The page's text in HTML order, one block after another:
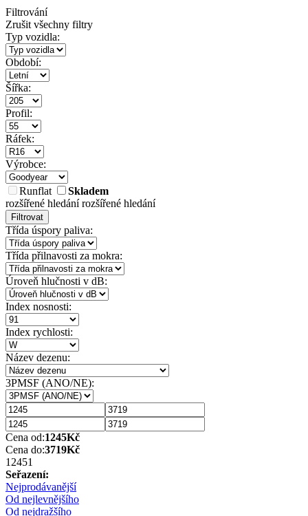
Filtrování
Zrušit všechny filtry
Typ vozidla:
Období:
Šířka:
Profil:
Ráfek:
Výrobce:
Runflat
Skladem
rozšířené hledánírozšířené hledání
Filtrovat
Třída úspory paliva:
Třída přilnavosti za mokra:
Úroveň hlučnosti v dB:
Index nosnosti:
Index rychlosti:
Název dezenu:
3PMSF (ANO/NE):
Cena od:1245Kč
Cena do:3719Kč
12451
Seřazení:
Nejprodávanější
Od nejlevnějšího
Od nejdražšího